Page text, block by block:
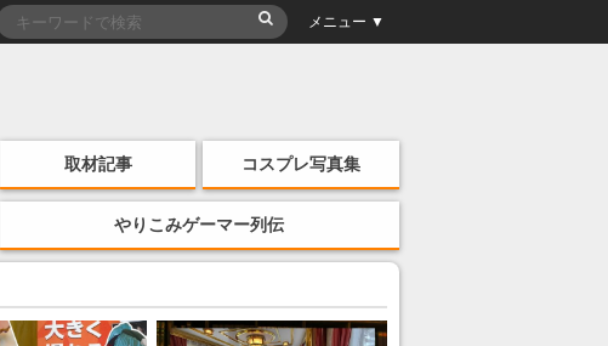
メニュー ▼
取材記事 コスプレ写真集
やりこみゲーマー列伝